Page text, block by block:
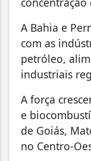
A Bahia e
com as
petróleo,
industriais
A força
e
de Goiás,
no Centro-